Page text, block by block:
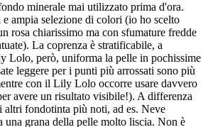
minerale mai utilizzato prima d'ora.
ampia selezione di colori (io ho scelto
rosa chiarissimo ma con sfumature fredde
La coprenza è stratificabile, a
Lolo, però, uniforma la pelle in pochissime
leggere per i punti più arrossati sono più
con il Lily Lolo occorre usare davvero
avere un risultato visibile!). A differenza
fondotinta più noti, ad es. Neve
una grana della pelle molto liscia. Non è